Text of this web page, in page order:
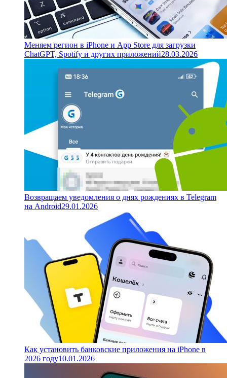
Меняем регион в iPhone и App Store для загрузки
ChatGPT, Spotify и других приложений28.03.2026
Возвращаем уведомления о днях рождениях в Telegram
на Android29.01.2026
Как установить банковские приложения на iPhone в
2026 году10.01.2026